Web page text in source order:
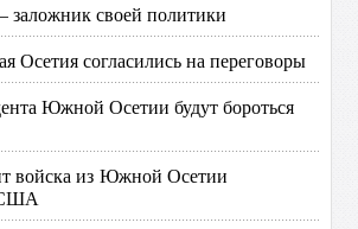
своей политики
Осетия согласились на переговоры
Южной Осетии будут бороться
войска из Южной Осетии
США